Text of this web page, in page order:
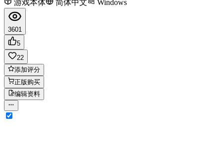
游戏本体 简体中文 Windows
3601
5
22
添加评分
正版购买
编辑资料